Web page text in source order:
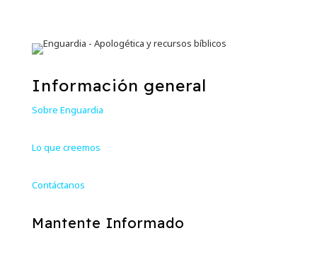
Información general
Sobre Enguardia
Lo que creemos
Contáctanos
Mantente Informado